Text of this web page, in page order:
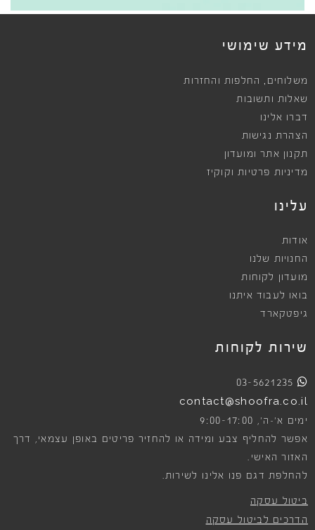
מידע שימושי
משלוחים , החלפות והחזרות
שאלות ותשובות
דברו אלינו
הצהרת נגישות
תקנון אתר ומועדון
מדיניות פרטיות וקוקיז
עלינו
אודות
החנויות שלנו
מועדון לקוחות
בואו לעבוד איתנו
גיפטקארד
שירות לקוחות
03-5621235
contact@shoofra.co.il
ימים א׳-ה׳, 9:00-17:00
אפשר להחליף צבע ומידה או להחזיר פריטים באופן עצמאי, דרך
האזור האישי.
להחלפת דגם פנו אלינו לשירות.
ביטול עסקה
הדרכים לביטול עסקה